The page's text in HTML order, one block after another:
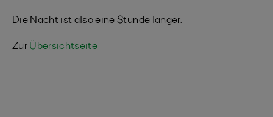
Die Nacht ist also eine Stunde länger.
Zur Übersichtseite